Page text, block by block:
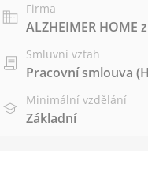
Firma
ALZHEIMER HOME
Smluvní vztah
Pracovní smlouva
Minimální vzdělání
Základní